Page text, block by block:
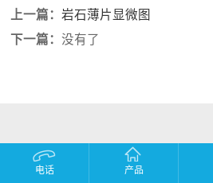
上一篇： 岩石薄片显微图
下一篇： 没有了
电话 产品